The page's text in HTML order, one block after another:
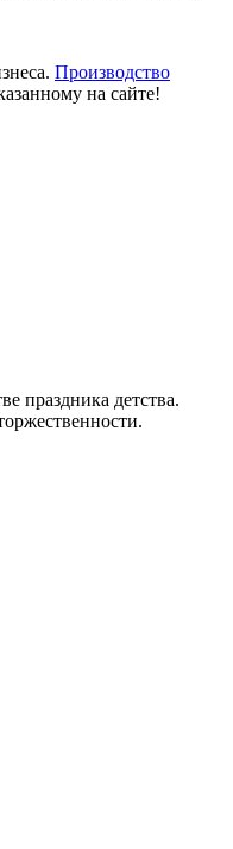
Производство
на сайте!
праздника детства.